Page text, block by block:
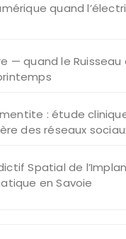
quand
— quand le Ruisseau
: étude
des réseaux
Spatial de
en Savoie